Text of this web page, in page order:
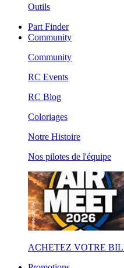
Outils
Part Finder
Community
Community
RC Events
RC Blog
Coloriages
Notre Histoire
Nos pilotes de l'équipe
ACHETEZ VOTRE